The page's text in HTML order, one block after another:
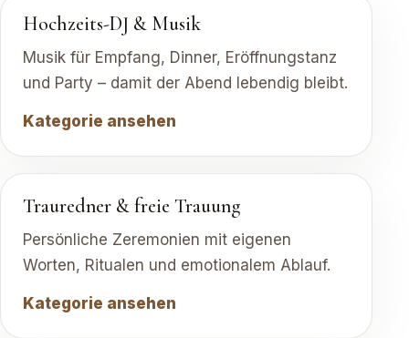
Hochzeits-DJ & Musik
Musik für Empfang, Dinner, Eröffnungstanz
und Party – damit der Abend lebendig bleibt.
Kategorie ansehen
Trauredner & freie Trauung
Persönliche Zeremonien mit eigenen
Worten, Ritualen und emotionalem Ablauf.
Kategorie ansehen